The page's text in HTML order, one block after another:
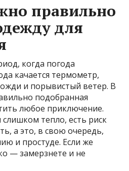
правильно
для
когда погода
качается термометр,
и порывистый ветер. В
подобранная
любое приключение.
тепло, есть риск
а это, в свою очередь,
и простуде. Если же
— замерзнете и не